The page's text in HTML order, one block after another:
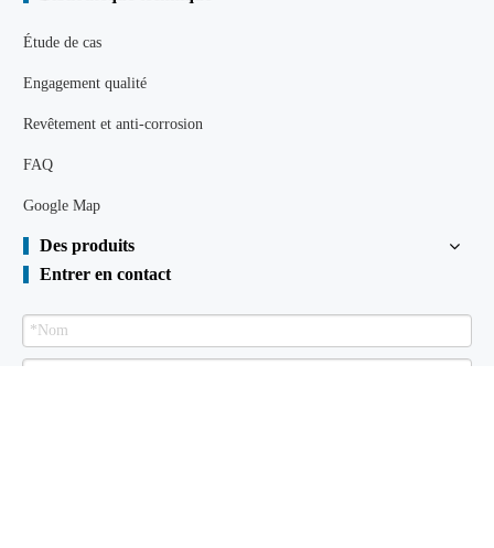
Étude de cas
Engagement qualité
Revêtement et anti-corrosion
FAQ
Google Map
Des produits
Entrer en contact